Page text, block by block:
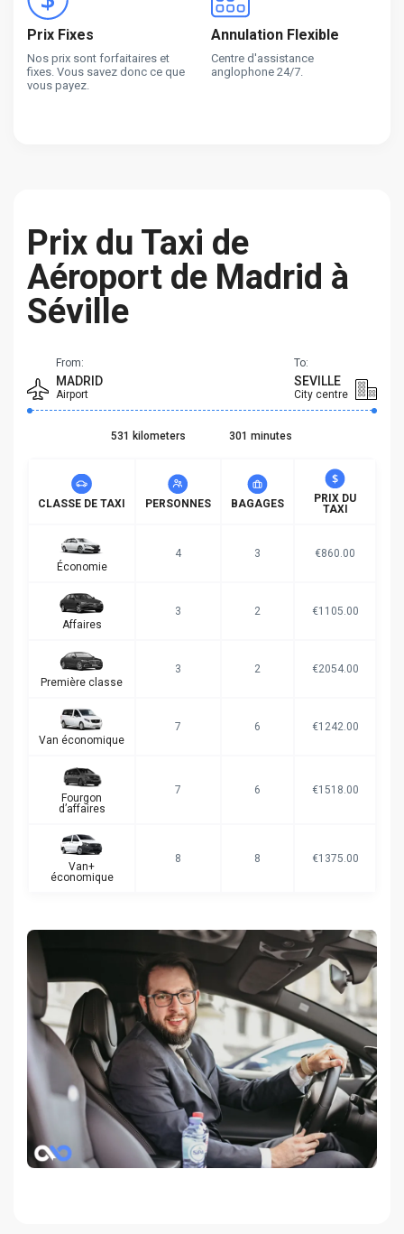
Prix Fixes
Nos prix sont forfaitaires et
fixes. Vous savez donc ce que
vous payez.
Annulation Flexible
Centre d'assistance
anglophone 24/7.
Prix du Taxi de
Aéroport de Madrid à
Séville
From:
MADRID
Airport
To:
SEVILLE
City centre
531 kilometers 301 minutes
CLASSE DE TAXI PERSONNES BAGAGES
PRIX DU
TAXI
Économie
4 3 €860.00
Affaires
3 2 €1105.00
Première classe
3 2 €2054.00
Van économique
7 6 €1242.00
Fourgon
d’affaires
7 6 €1518.00
Van+
économique
8 8 €1375.00